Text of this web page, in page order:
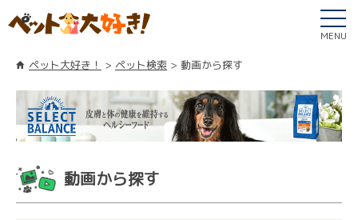
MENU
ペット大好き！ ペット検索 動画から探す
動画から探す